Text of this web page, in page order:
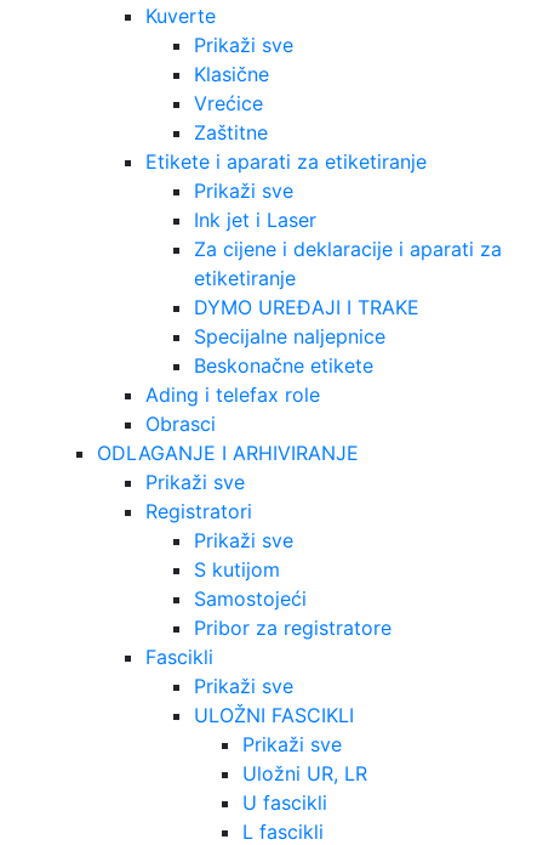
Kuverte
Prikaži sve
Klasične
Vrećice
Zaštitne
Etikete i aparati za etiketiranje
Prikaži sve
Ink jet i Laser
Za cijene i deklaracije i aparati za
etiketiranje
DYMO UREĐAJI I TRAKE
Specijalne naljepnice
Beskonačne etikete
Ading i telefax role
Obrasci
ODLAGANJE I ARHIVIRANJE
Prikaži sve
Registratori
Prikaži sve
S kutijom
Samostojeći
Pribor za registratore
Fascikli
Prikaži sve
ULOŽNI FASCIKLI
Prikaži sve
Uložni UR, LR
U fascikli
L fascikli